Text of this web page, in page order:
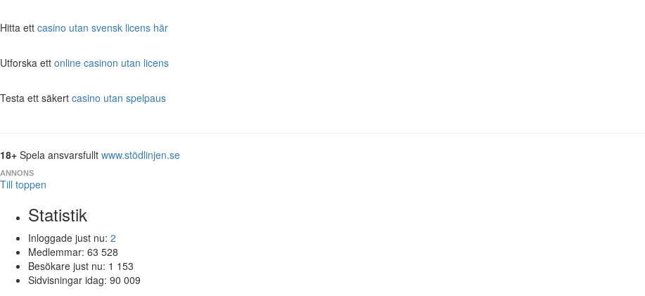
Hitta ett casino utan svensk licens här
Utforska ett online casinon utan licens
Testa ett säkert casino utan spelpaus
18+ Spela ansvarsfullt www.stödlinjen.se
ANNONS
Till toppen
Statistik
Inloggade just nu: 2
Medlemmar: 63 528
Besökare just nu: 1 153
Sidvisningar idag: 90 009